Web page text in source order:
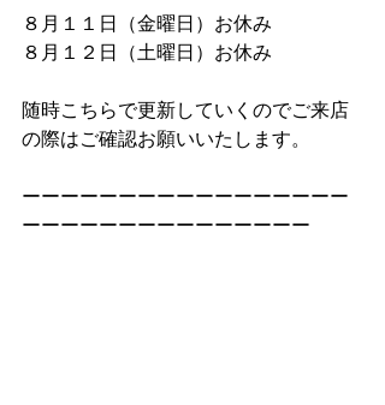
８月１１日（金曜日）お休み
８月１２日（土曜日）お休み
随時こちらで更新していくのでご来店
の際はご確認お願いいたします。
ーーーーーーーーーーーーーーーーー
ーーーーーーーーーーーーーーー